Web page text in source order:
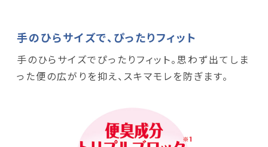
手のひらサイズで、ぴったりフィット
手のひらサイズでぴったりフィット。思わず出てしま
った便の広がりを抑え、スキマモレを防ぎます。